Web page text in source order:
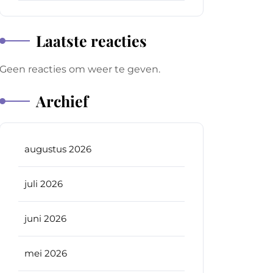
Laatste reacties
Geen reacties om weer te geven.
Archief
augustus 2026
juli 2026
juni 2026
mei 2026